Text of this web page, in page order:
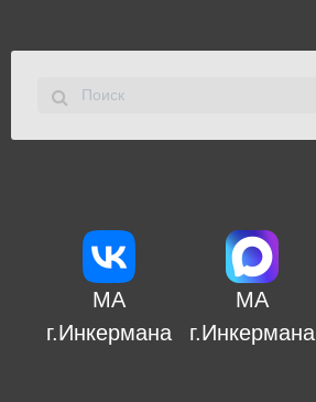
МА
г.Инкермана
МА
г.Инкермана